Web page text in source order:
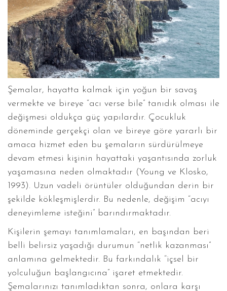
Şemalar, hayatta kalmak için yoğun bir savaş
vermekte ve bireye “acı verse bile” tanıdık olması ile
değişmesi oldukça güç yapılardır. Çocukluk
döneminde gerçekçi olan ve bireye göre yararlı bir
amaca hizmet eden bu şemaların sürdürülmeye
devam etmesi kişinin hayattaki yaşantısında zorluk
yaşamasına neden olmaktadır (Young ve Klosko,
1993). Uzun vadeli örüntüler olduğundan derin bir
şekilde kökleşmişlerdir. Bu nedenle, değişim “acıyı
deneyimleme isteğini” barındırmaktadır.
Kişilerin şemayı tanımlamaları, en başından beri
belli belirsiz yaşadığı durumun “netlik kazanması”
anlamına gelmektedir. Bu farkındalık “içsel bir
yolculuğun başlangıcına” işaret etmektedir.
Şemalarınızı tanımladıktan sonra, onlara karşı